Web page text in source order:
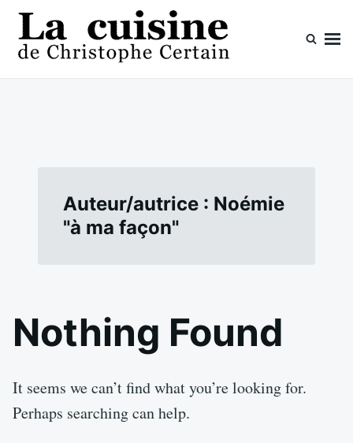
Skip
content
Search
for:
Auteur/autrice : Noémie
"à ma façon"
Nothing Found
It seems we can’t find what you’re looking for.
Perhaps searching can help.